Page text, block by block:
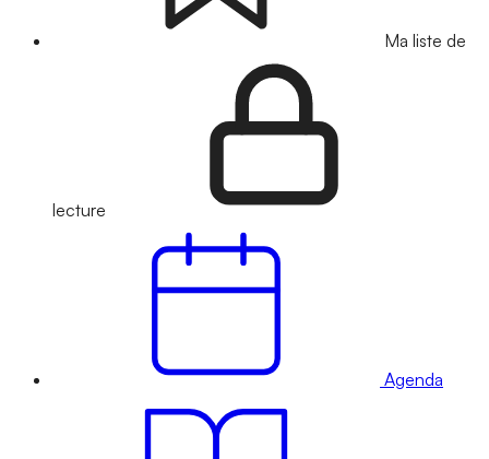
Ma liste de
lecture
Agenda